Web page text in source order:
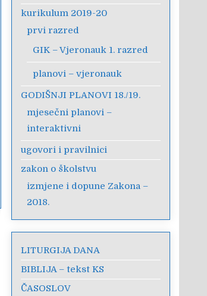
kurikulum 2019-20
prvi razred
GIK – Vjeronauk 1. razred
planovi – vjeronauk
GODIŠNJI PLANOVI 18./19.
mjesečni planovi –
interaktivni
ugovori i pravilnici
zakon o školstvu
izmjene i dopune Zakona –
2018.
LITURGIJA DANA
BIBLIJA – tekst KS
ČASOSLOV